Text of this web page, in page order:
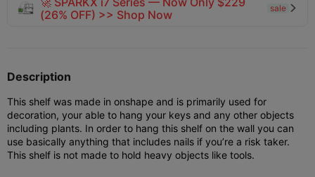
(26% OFF) >> Shop Now
sale 
Description
This shelf was made in onshape and is primarily used for
decoration, your able to hang your keys and any other objects
including plants. In order to hang this shelf on the wall you can
use basically anything that includes nails if you’re a risk taker.
This shelf is not made to hold heavy objects like tools.